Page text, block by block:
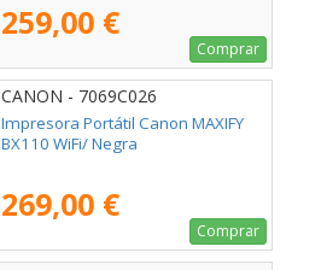
259,00 €
Comprar
CANON - 7069C026
Impresora Portátil Canon MAXIFY
BX110 WiFi/ Negra
269,00 €
Comprar